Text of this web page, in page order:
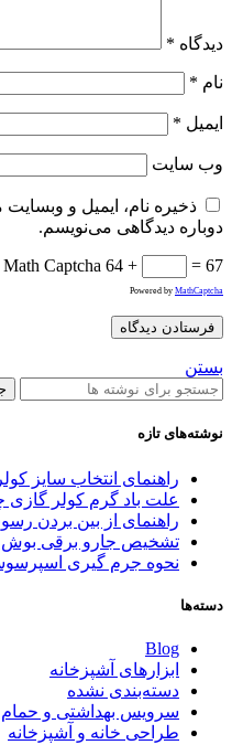
دیدگاه *
نام *
ایمیل *
وب‌ سایت
ذخیره نام، ایمیل و
دوباره دیدگاهی می‌نویسم.
Math Captcha 64 + = 67
Powered by MathCaptcha
بستن
نوشته‌های تازه
راهنمای انتخاب سایز
علت باد گرم کولر
راهنمای از بین بردن
تشخیص جارو برقی
نحوه جرم گیری
دسته‌ها
Blog
ابزارهای آشپزخانه
دسته‌بندی نشده
سرویس بهداشتی و حمام
طراحی خانه و آشپزخانه